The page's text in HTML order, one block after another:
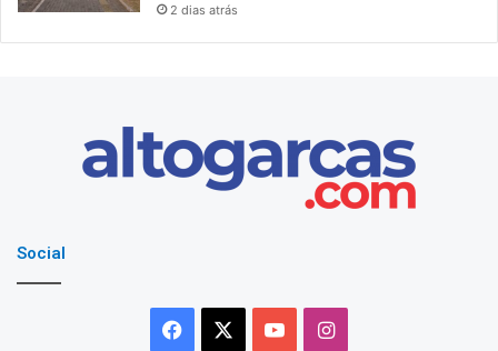
2 dias atrás
Social
Facebook YouTubeInstagram